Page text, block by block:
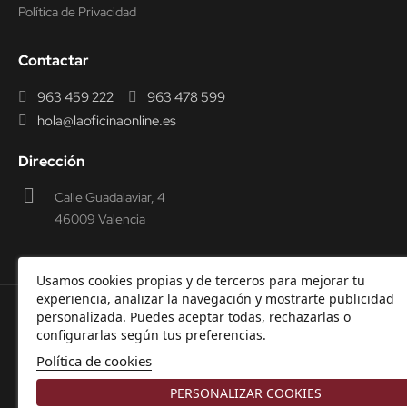
Usamos cookies propias y de terceros para mejorar tu
experiencia, analizar la navegación y mostrarte publicidad
personalizada. Puedes aceptar todas, rechazarlas o
configurarlas según tus preferencias.
Política de cookies
PERSONALIZAR COOKIES
Política de Privacidad
Contactar
963 459 222
963 478 599
hola@laoficinaonline.es
Dirección
Calle Guadalaviar, 4
46009 Valencia
© 2000-2026 Laoficinaonline.SIDEOFFICE, S.L. CIF
B98914336 -
Aviso Legal -
Privacidad